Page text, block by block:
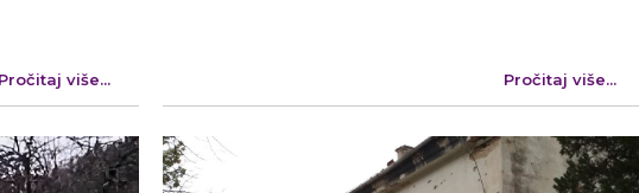
Pročitaj više... Pročitaj više...